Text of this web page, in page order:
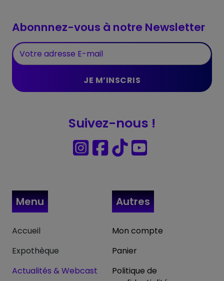
Abonnnez-vous à notre Newsletter
Suivez-nous !
Menu
Accueil
Expothèque
Actualités & Webcast
Autres
Mon compte
Panier
Politique de